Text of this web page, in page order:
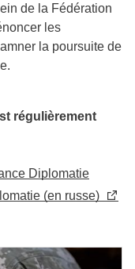
de la Fédération
les
la poursuite de
régulièrement
Diplomatie
(en russe)